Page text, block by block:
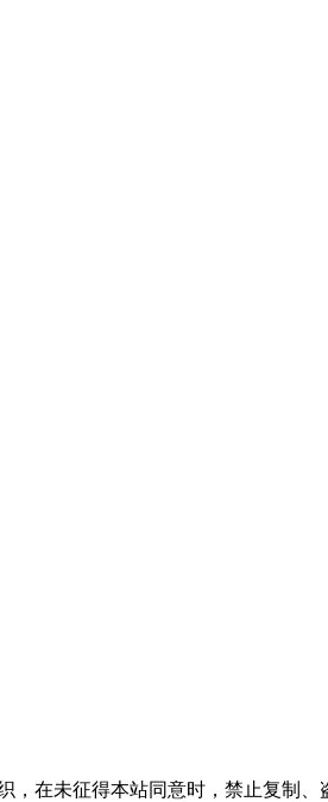
在未征得本站同意时，禁止复制